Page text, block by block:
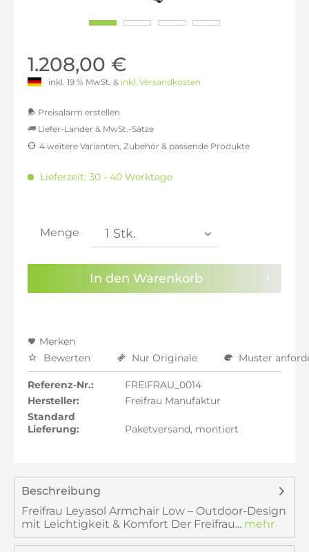
1.208,00 €
inkl. 19 % MwSt. & inkl. Versandkosten
Preisalarm erstellen
Sie haben dieDatenschutzbestimmungenzur
Kenntnis genommen.
Liefer-Länder & MwSt.-Sätze
inkl. 16% MwSt.: 1.177,55 €
inkl. 21% MwSt.: 1.228,30 €
inkl. 22% MwSt.: 1.238,45 €
4 weitere Varianten, Zubehör & passende Produkte
Lieferzeit: 30 - 40 Werktage
Menge
In den Warenkorb
Merken
Bewerten
Nur Originale Muster
Referenz-Nr.:
FREIFRAU_0014
Hersteller:
Freifrau Manufaktur
Standard
Lieferung:
Paketversand, montiert
Beschreibung
Freifrau Leyasol Armchair Low – Outdoor-Design
mit Leichtigkeit & Komfort Der Freifrau... mehr